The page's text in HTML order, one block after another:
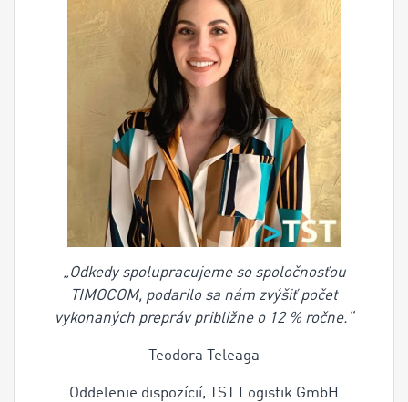
„Odkedy spolupracujeme so spoločnosťou
TIMOCOM, podarilo sa nám zvýšiť počet
vykonaných prepráv približne o 12 % ročne.“
Teodora Teleaga
Oddelenie dispozícií, TST Logistik GmbH